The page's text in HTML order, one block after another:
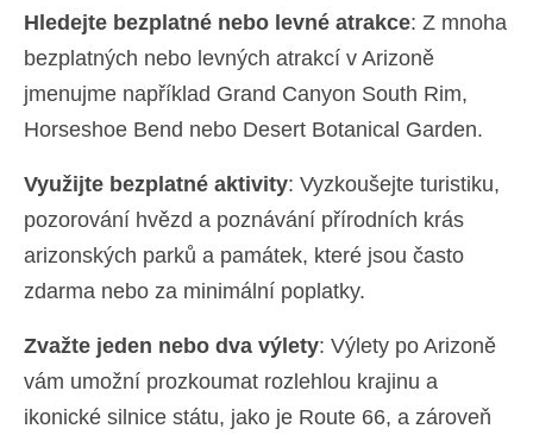
Hledejte bezplatné nebo levné atrakce: Z mnoha
bezplatných nebo levných atrakcí v Arizoně
jmenujme například Grand Canyon South Rim,
Horseshoe Bend nebo Desert Botanical Garden.
Využijte bezplatné aktivity: Vyzkoušejte turistiku,
pozorování hvězd a poznávání přírodních krás
arizonských parků a památek, které jsou často
zdarma nebo za minimální poplatky.
Zvažte jeden nebo dva výlety: Výlety po Arizoně
vám umožní prozkoumat rozlehlou krajinu a
ikonické silnice státu, jako je Route 66, a zároveň